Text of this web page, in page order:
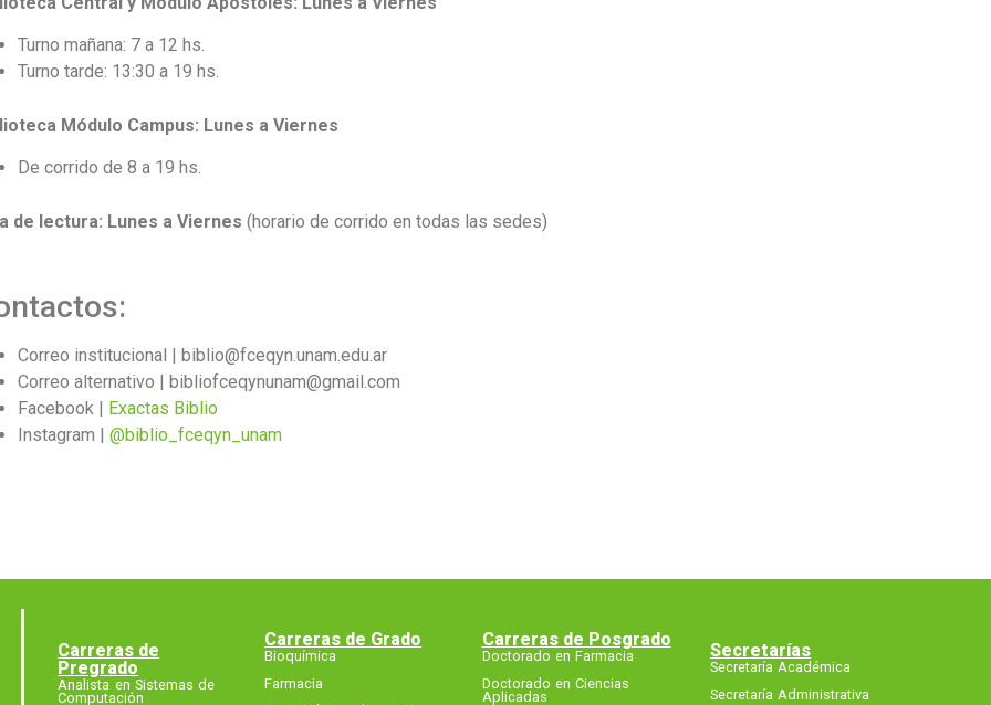
Turno mañana: 7 a 12 hs.
Turno tarde: 13:30 a 19 hs.
Módulo Campus: Lunes a Viernes
De corrido de 8 a 19 hs.
de lectura: Lunes a Viernes (horario de corrido en todas las sedes)
Correo institucional | biblio@fceqyn.unam.edu.ar
Correo alternativo | bibliofceqynunam@gmail.com
Facebook | Exactas Biblio
Instagram |@biblio_fceqyn_unam
Carreras de
Pregrado
Analista en Sistemas de
Computación
Carreras de Grado
Bioquímica
Farmacia
Carreras de Posgrado
Doctorado en Farmacia
Doctorado en Ciencias
Aplicadas
Secretarías
Secretaría Académica
Secretaría Administrativa